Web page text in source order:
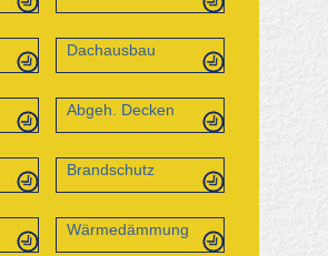
Dachausbau
Abgeh. Decken
Brandschutz
Wärmedämmung